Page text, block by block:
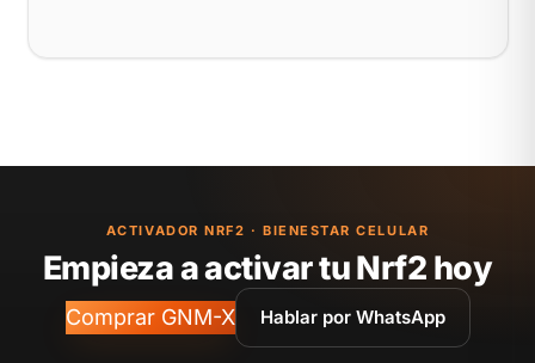
ACTIVADOR NRF2 · BIENESTAR CELULAR
Empieza a activar tu Nrf2 hoy
Comprar GNM-X Hablar por WhatsApp